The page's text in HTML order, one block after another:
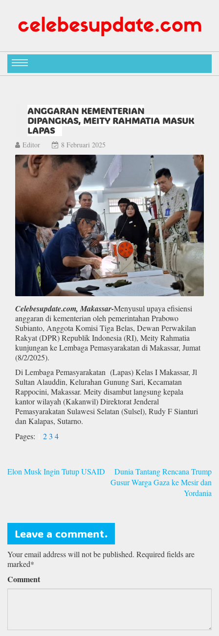
ANGGARAN KEMENTERIAN
DIPANGKAS, MEITY RAHMATIA MASUK
LAPAS
Editor 8 Februari 2025
Celebesupdate.com, Makassar-Menyusul upaya efisiensi
anggaran di kementerian oleh pemerintahan Prabowo
Subianto, Anggota Komisi Tiga Belas, Dewan Perwakilan
Rakyat (DPR) Republik Indonesia (RI), Meity Rahmatia
kunjungan ke Lembaga Pemasyarakatan di Makassar, Jumat
(8/2/2025).
Di Lembaga Pemasyarakatan (Lapas) Kelas I Makassar, Jl
Sultan Alauddin, Kelurahan Gunung Sari, Kecamatan
Rappocini, Makassar. Meity disambut langsung kepala
kantor wilayah (Kakanwil) Direktorat Jenderal
Pemasyarakatan Sulawesi Selatan (Sulsel), Rudy F Sianturi
dan Kalapas, Sutarno.
Pages:
23 4
Navigasi
Elon Musk Ingin Tutup USAID
Dunia Tantang Rencana Trump
Gusur Warga Gaza ke Mesir dan
Yordania
Leave a comment.
Your email address will not be published. Required fields are
marked*
Comment